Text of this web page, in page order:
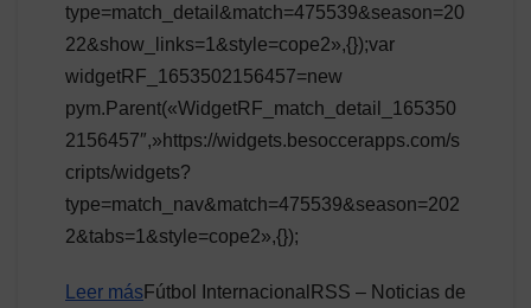
type=match_detail&match=475539&season=20
22&show_links=1&style=cope2»,{});var
widgetRF_1653502156457=new
pym.Parent(«WidgetRF_match_detail_165350
2156457″,»https://widgets.besoccerapps.com/s
cripts/widgets?
type=match_nav&match=475539&season=202
2&tabs=1&style=cope2»,{});
Leer másFútbol InternacionalRSS – Noticias de